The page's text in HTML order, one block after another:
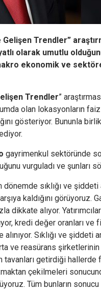
Trendler”
olarak umutlu
ekonomik ve
Trendler”
olan lokasyonların faiz
gösteriyor. Bununla
gayrimenkul sektöründe
vurguladı ve şunları
sıklığı ve
kaldığını görüyoruz.
alıyor.
kredi değer oranları ve
Sıklığı ve şiddeti
ve reasürans
tavanları getirdiği
çekilmeleri
Tüm bunların